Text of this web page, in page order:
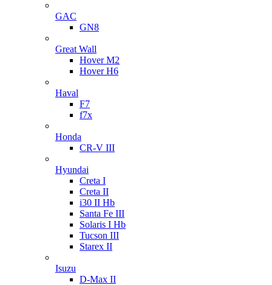
GAC
GN8
Great Wall
Hover M2
Hover H6
Haval
F7
f7x
Honda
CR-V III
Hyundai
Creta I
Creta II
i30 II Hb
Santa Fe III
Solaris I Hb
Tucson III
Starex II
Isuzu
D-Max II